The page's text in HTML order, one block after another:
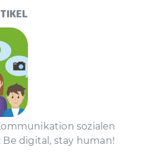
sozialen
Be digital, stay human!